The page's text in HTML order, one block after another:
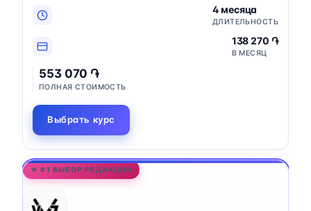
4 месяца
ДЛИТЕЛЬНОСТЬ
138 270 ֏
В МЕСЯЦ
553 070 ֏
ПОЛНАЯ СТОИМОСТЬ
Выбрать курс
★ #1 ВЫБОР РЕДАКЦИИ